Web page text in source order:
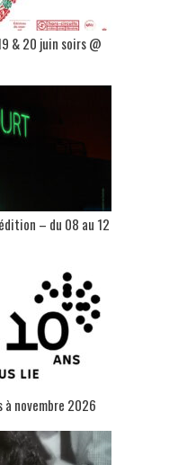
& 20 juin soirs @
– du 08 au 12
à novembre 2026